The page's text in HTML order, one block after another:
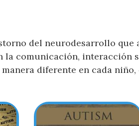
del neurodesarrollo que
la comunicación, interacción
diferente en cada